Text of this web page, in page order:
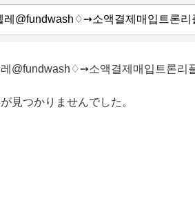
레@fundwash♢➙소액결제매입트론리
見つかりませんでした。